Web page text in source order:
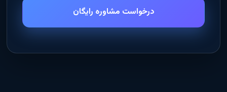
درخواست مشاوره رایگان